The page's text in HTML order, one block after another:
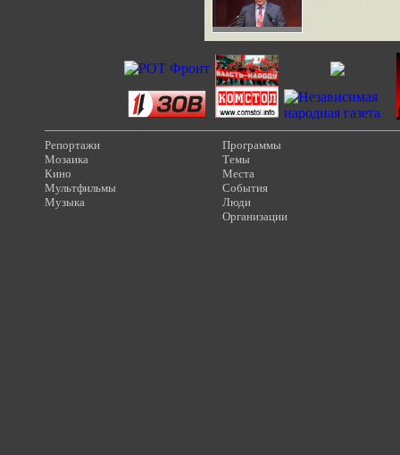
революционности
Репортажи
Мозаика
Кино
Мультфильмы
Музыка
Программы
Темы
Места
События
Люди
Организации